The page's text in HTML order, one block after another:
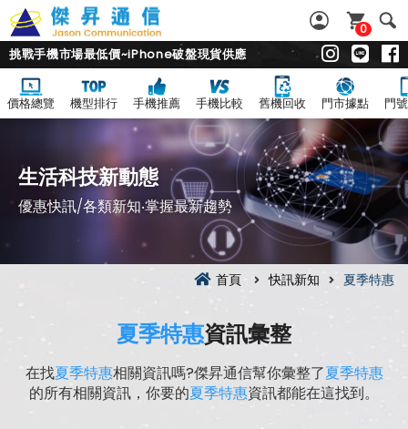
0
挑戰手機市場最低價~iPhone破盤現貨供應
價格總覽 機型排行 手機推薦 手機比較 舊機回收 門市據點 門
生活科技新動態
優惠快訊/各類新知‧掌握最新趨勢
首頁 快訊新知 夏季特惠
夏季特惠資訊彙整
在找夏季特惠相關資訊嗎?傑昇通信幫你彙整了夏季特惠
的所有相關資訊，你要的夏季特惠資訊都能在這找到。